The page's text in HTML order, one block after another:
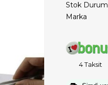
Stok
Marka
4 Taksit